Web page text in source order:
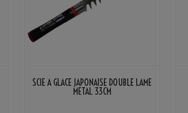
SCIE À GLACE JAPONAISE DOUBLE LAME
METAL 33CM